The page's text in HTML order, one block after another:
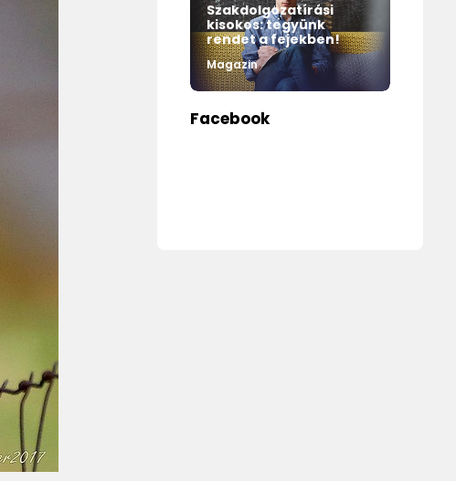
Szakdolgozatírási
kisokos: tegyünk
rendet a fejekben!
Magazin
Facebook